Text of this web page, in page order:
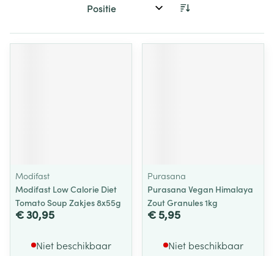
Sorteer op:
Modifast
Modifast Low Calorie Diet
Tomato Soup Zakjes 8x55g
€ 30,95
Niet beschikbaar
Purasana
Purasana Vegan Himalaya
Zout Granules 1kg
€ 5,95
Niet beschikbaar